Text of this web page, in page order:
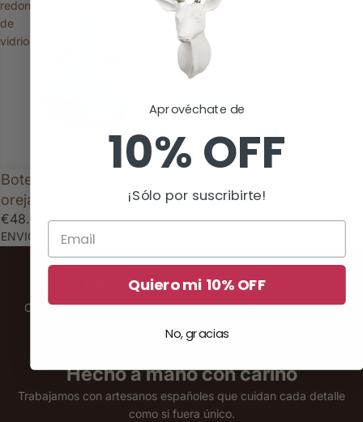
redondas
de
vidrio
Botella de vinagre con
orejas redondas de vidrio
€48.00
ENVIO GRATUITO
Diseño con propósito
Cada pieza de cerámica artesanal nace de una idea clara y
Hecho a mano con cariño
Trabajamos con artesanos españoles que cuidan cada detalle
como si fuera único.
Aprovéchate de
10% OFF
¡Sólo por suscribirte!
Quiero mi 10% OFF
No, gracias